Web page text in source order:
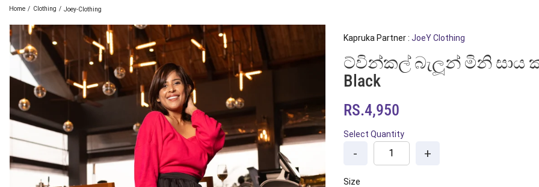
Home / Clothing / Joey-Clothing
Kapruka Partner : JoeY Clothing
ට්වින්කල් බැලූන් මිනි සාය කළු
Black
RS.4,950
Select Quantity
- +
Size